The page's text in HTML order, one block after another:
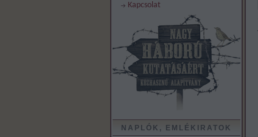
Kapcsolat
NAPLÓK, EMLÉKIRATOK